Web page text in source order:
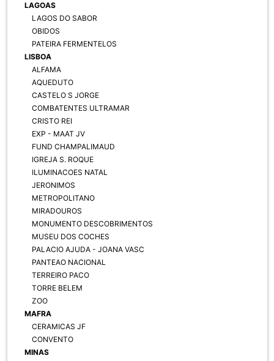
LAGOAS
LAGOS DO SABOR
OBIDOS
PATEIRA FERMENTELOS
LISBOA
ALFAMA
AQUEDUTO
CASTELO S JORGE
COMBATENTES ULTRAMAR
CRISTO REI
EXP - MAAT JV
FUND CHAMPALIMAUD
IGREJA S. ROQUE
ILUMINACOES NATAL
JERONIMOS
METROPOLITANO
MIRADOUROS
MONUMENTO DESCOBRIMENTOS
MUSEU DOS COCHES
PALACIO AJUDA - JOANA VASC
PANTEAO NACIONAL
TERREIRO PACO
TORRE BELEM
ZOO
MAFRA
CERAMICAS JF
CONVENTO
MINAS